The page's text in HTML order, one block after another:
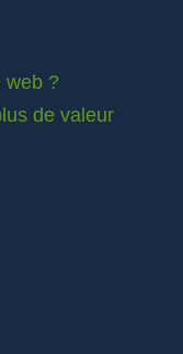
web ?
de valeur